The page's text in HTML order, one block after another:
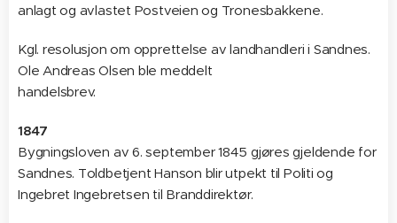
anlagt og avlastet Postveien og Tronesbakkene.
Kgl. resolusjon om opprettelse av landhandleri i Sandnes.
Ole Andreas Olsen ble meddelt
handelsbrev.
1847
Bygningsloven av 6. september 1845 gjøres gjeldende for
Sandnes. Toldbetjent Hanson blir utpekt til Politi og
Ingebret Ingebretsen til Branddirektør.